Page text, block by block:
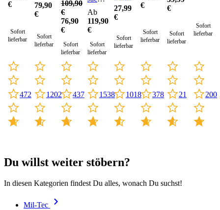
€
Sofort
lieferbar
472
79,90
€
Sofort
lieferbar
1202
(Sale)
109,90
€
76,90
€
Sofort
lieferbar
437
Giant
Ab
119,90
€
Sofort
lieferbar
1538
Typ
BDU
27,99
€
Sofort
lieferbar
1018
€
Sofort
lieferbar
378
€
Sofort
lieferbar
21
Sofort
lieferbar
200
Du willst weiter stöbern?
In diesen Kategorien findest Du alles, wonach Du suchst!
Mil-Tec